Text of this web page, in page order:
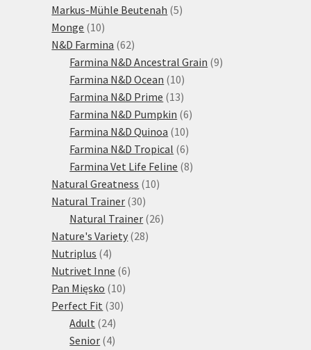
produktů
Markus-Mühle Beutenah 55
Monge 1010
produktů
N&D Farmina 6262
produktů
Farmina N&D Ancestral Grain 99
Farmina N&D Ocean 1010
produktů
Farmina N&D Prime 1313
produktů
Farmina N&D Pumpkin 66
Farmina N&D Quinoa 1010
produktů
Farmina N&D Tropical 66
produktů
Farmina Vet Life Feline 88
Natural Greatness 1010
Natural Trainer 3030
produktů
Natural Trainer 2626
Nature's Variety 2828
Nutriplus 44
produkty
Nutrivet Inne 66
Pan Mięsko 1010
produktů
Perfect Fit 3030
Adult 2424
produktů
Senior 44